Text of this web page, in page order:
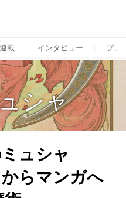
連載 インタビュー プレ
シャ
ミュシャ
らマンガへ